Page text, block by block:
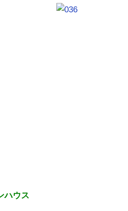
ハウス